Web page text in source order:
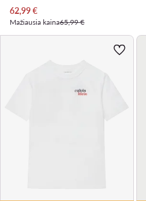
Dabartinė kaina
62,99€
Mažiausia kaina65,99 €